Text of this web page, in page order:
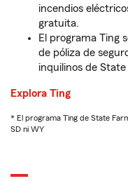
incendios
gratuita.
El programa Ting
de póliza de
inquilinos de State
Explora Ting
* El programa Ting de State
SD ni WY